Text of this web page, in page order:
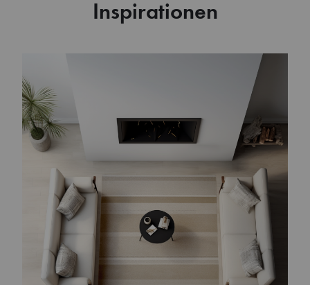
Inspirationen